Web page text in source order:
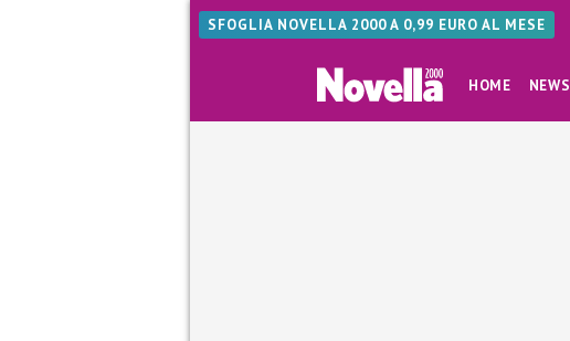
SFOGLIA NOVELLA 2000 A 0,99 EURO AL MESE
HOME NEWS